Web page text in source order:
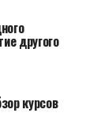
другого
курсов